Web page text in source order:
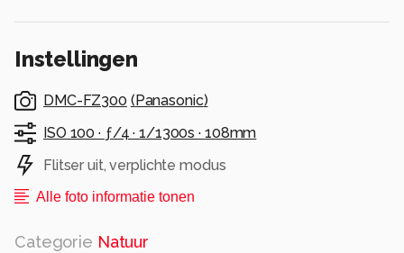
Instellingen
DMC-FZ300 ( Panasonic)
ISO 100 · ƒ/4 ·1/1300s · 108mm
Flitser uit, verplichte modus
Alle foto informatie tonen
Categorie Natuur